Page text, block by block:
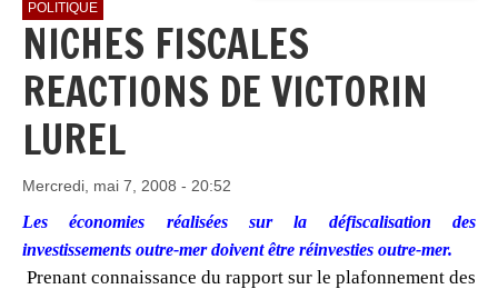
POLITIQUE
NICHES FISCALES
REACTIONS DE VICTORIN
LUREL
Mercredi, mai 7, 2008 - 20:52
Les économies réalisées sur la défiscalisation des
investissements outre-mer doivent être réinvesties outre-mer.
Prenant connaissance du rapport sur le plafonnement des